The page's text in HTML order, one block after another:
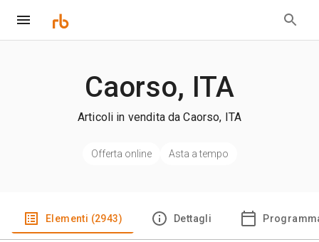
Caorso, ITA
Articoli in vendita da Caorso, ITA
Offerta online Asta a tempo
Elementi (2943) Dettagli